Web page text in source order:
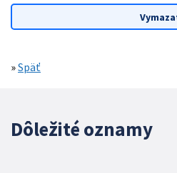
»Späť
Dôležité oznamy